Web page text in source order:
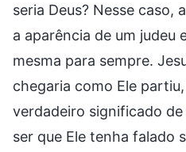
seria Deus? Nesse caso,
a aparência de um judeu
mesma para sempre.
chegaria como Ele
verdadeiro significado de
ser que Ele tenha falado